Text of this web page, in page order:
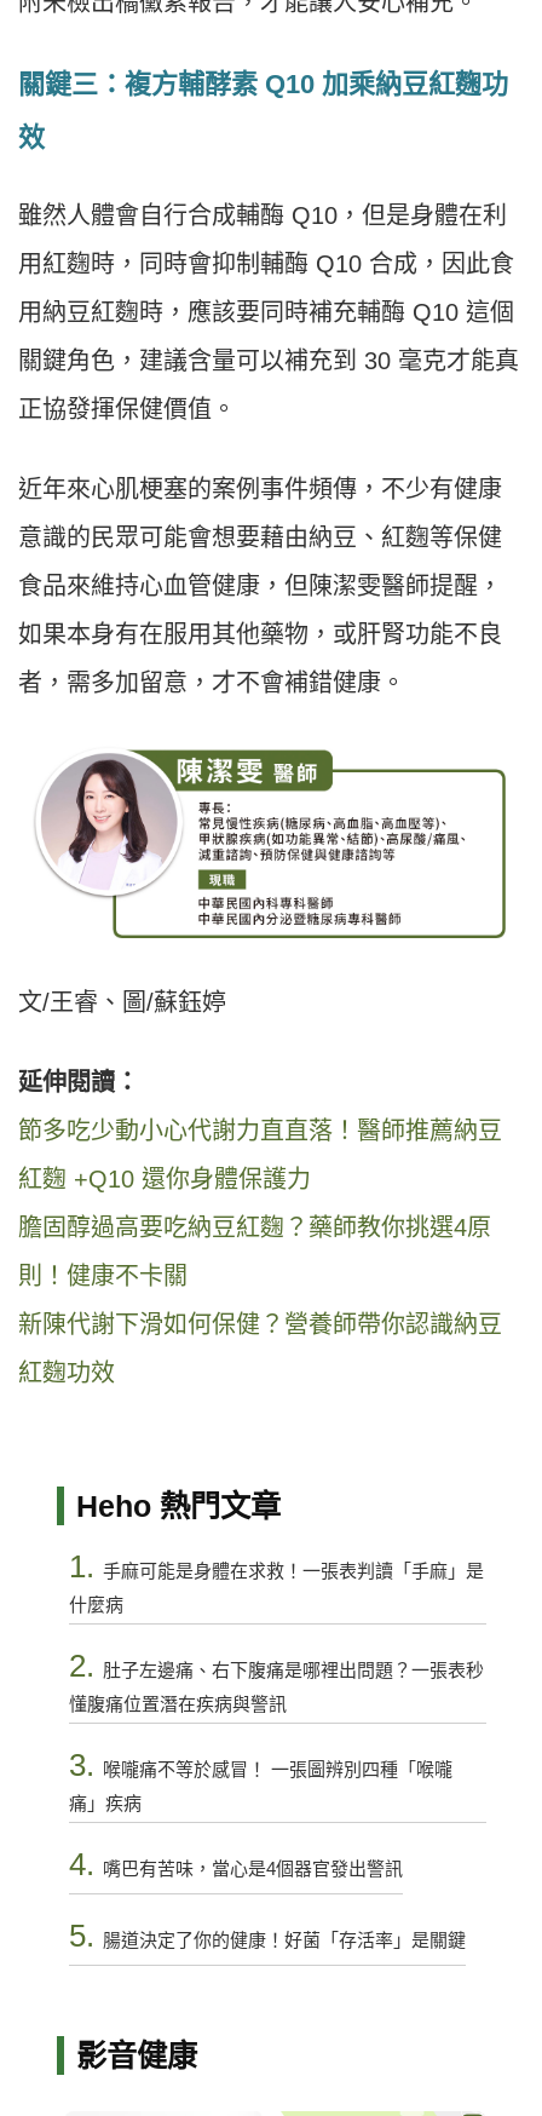
關鍵三：複方輔酵素 Q10 加乘納豆紅麴功
效
雖然人體會自行合成輔酶 Q10，但是身體在利
用紅麴時，同時會抑制輔酶 Q10 合成，因此食
用納豆紅麴時，應該要同時補充輔酶 Q10 這個
關鍵角色，建議含量可以補充到 30 毫克才能真
正協發揮保健價值。
近年來心肌梗塞的案例事件頻傳，不少有健康
意識的民眾可能會想要藉由納豆、紅麴等保健
食品來維持心血管健康，但陳潔雯醫師提醒，
如果本身有在服用其他藥物，或肝腎功能不良
者，需多加留意，才不會補錯健康。
文/王睿、圖/蘇鈺婷
延伸閱讀：
節多吃少動小心代謝力直直落！醫師推薦納豆
紅麴 +Q10 還你身體保護力
膽固醇過高要吃納豆紅麴？藥師教你挑選4原
則！健康不卡關
新陳代謝下滑如何保健？營養師帶你認識納豆
紅麴功效
Heho 熱門文章
1. 手麻可能是身體在求救！一張表判讀「手麻」是
什麼病
2. 肚子左邊痛、右下腹痛是哪裡出問題？一張表秒
懂腹痛位置潛在疾病與警訊
3.
喉嚨痛不等於感冒！ 一張圖辨別四種「喉嚨
痛」疾病
4. 嘴巴有苦味，當心是4個器官發出警訊
5. 腸道決定了你的健康！好菌「存活率」是關鍵
影音健康